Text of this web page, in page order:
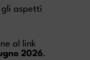
gli aspetti
al link
2026.